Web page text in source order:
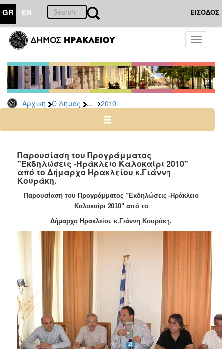
GR EN ΕΙΣΟΔΟΣ
Toggle
Αρχική Ο Δήμος ... 2010
ΔΗΜΟΣ
Δελτία
Τύπου
Αρχείο
2026
2024
2022
2021
2020
2018
2017
2016
2015
2013
2012
2011
2010
2006
Παρουσίαση του Προγράμματος
"Εκδηλώσεις -Ηράκλειο Καλοκαίρι 2010"
από το Δήμαρχο Ηρακλείου κ.Γιάννη
Κουράκη.
Παρουσίαση του Προγράμματος "Εκδηλώσεις -Ηράκλειο
Καλοκαίρι 2010" από το
Δήμαρχο Ηρακλείου κ.Γιάννη Κουράκη.